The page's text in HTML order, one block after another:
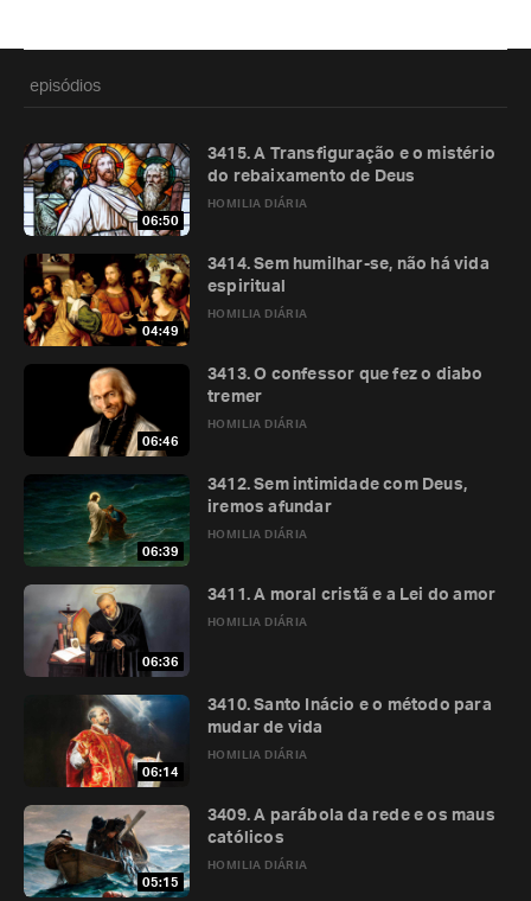
episódios
06:50
HOMILIA DIÁRIA
3415. A Transfiguração e o mistério
do rebaixamento de Deus
04:49
HOMILIA DIÁRIA
3414. Sem humilhar-se, não há vida
espiritual
06:46
HOMILIA DIÁRIA
3413. O confessor que fez o diabo
tremer
06:39
HOMILIA DIÁRIA
3412. Sem intimidade com Deus,
iremos afundar
06:36
HOMILIA DIÁRIA
3411. A moral cristã e a Lei do amor
06:14
HOMILIA DIÁRIA
3410. Santo Inácio e o método para
mudar de vida
05:15
HOMILIA DIÁRIA
3409. A parábola da rede e os maus
católicos